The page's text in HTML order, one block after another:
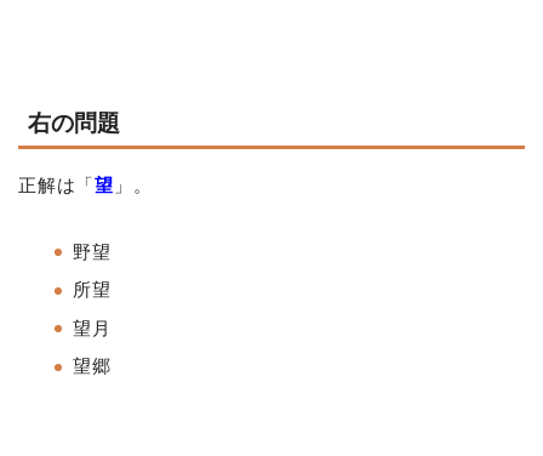
右の問題
正解は「望 」。
野望
所望
望月
望郷